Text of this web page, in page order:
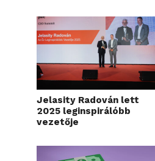
Jelasity Radován lett
2025 leginspirálóbb
vezetője